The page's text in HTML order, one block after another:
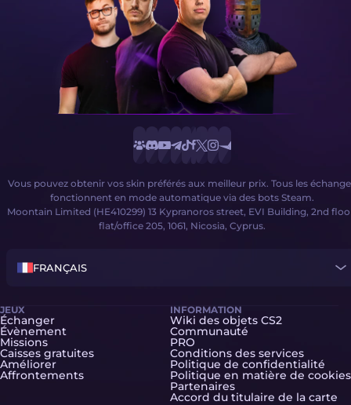
Vous pouvez obtenir vos skin préférés aux meilleur prix. Tous les
fonctionnent en mode automatique via des bots Steam.
Moontain Limited (HE410299) 13 Kypranoros street, EVI Building, 2nd
flat/office 205, 1061, Nicosia, Cyprus.
FRANÇAIS
JEUX
Échanger
Évènement
Missions
Caisses gratuites
Améliorer
Affrontements
INFORMATION
Wiki des objets CS2
Communauté
PRO
Conditions des services
Politique de confidentialité
Politique en matière de cookies
Partenaires
Accord du titulaire de la carte